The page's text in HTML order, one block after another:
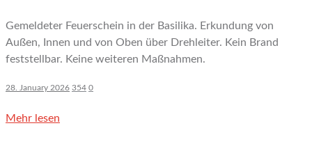
Gemeldeter Feuerschein in der Basilika. Erkundung von
Außen, Innen und von Oben über Drehleiter. Kein Brand
feststellbar. Keine weiteren Maßnahmen.
28. January 2026 354 0
Mehr lesen